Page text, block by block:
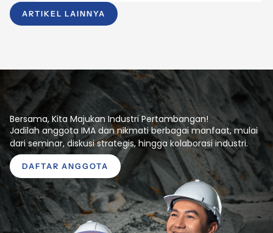
ARTIKEL LAINNYA
Bersama, Kita Majukan Industri Pertambangan!
Jadilah anggota IMA dan nikmati berbagai manfaat, mulai
dari seminar, diskusi strategis, hingga kolaborasi industri.
DAFTAR ANGGOTA